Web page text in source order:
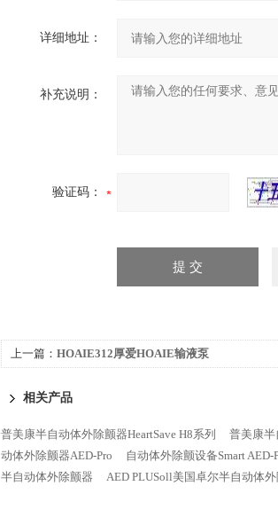
详细地址：
补充说明：
验证码：
上一篇： HOAIE312厚爱HOAIE输液泵
相关产品
普美康半自动体外除颤器HeartSave H8系列 普美康半
动体外除颤器AED-Pro
自动体外除颤设备Smart AED-
半自动体外除颤器
AED PLUSoll美国卓尔半自动体